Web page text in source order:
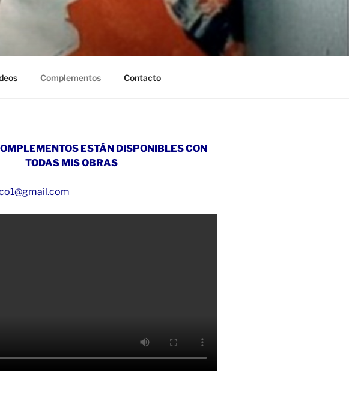
Complementos Contacto
ESTÁN DISPONIBLES CON
TODAS MIS OBRAS